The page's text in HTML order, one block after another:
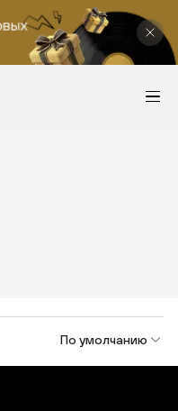
По умолчанию